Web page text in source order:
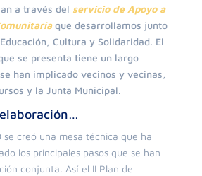
a través del servicio de Apoyo a
que desarrollamos junto
Cultura y Solidaridad. El
se presenta tiene un largo
han implicado vecinos y vecinas,
y la Junta Municipal.
creó una mesa técnica que ha
los principales pasos que se han
conjunta. Así el II Plan de